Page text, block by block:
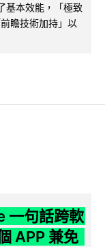
基本效能，「極致
瞻技術加持」以
一句話跨軟
APP 兼免